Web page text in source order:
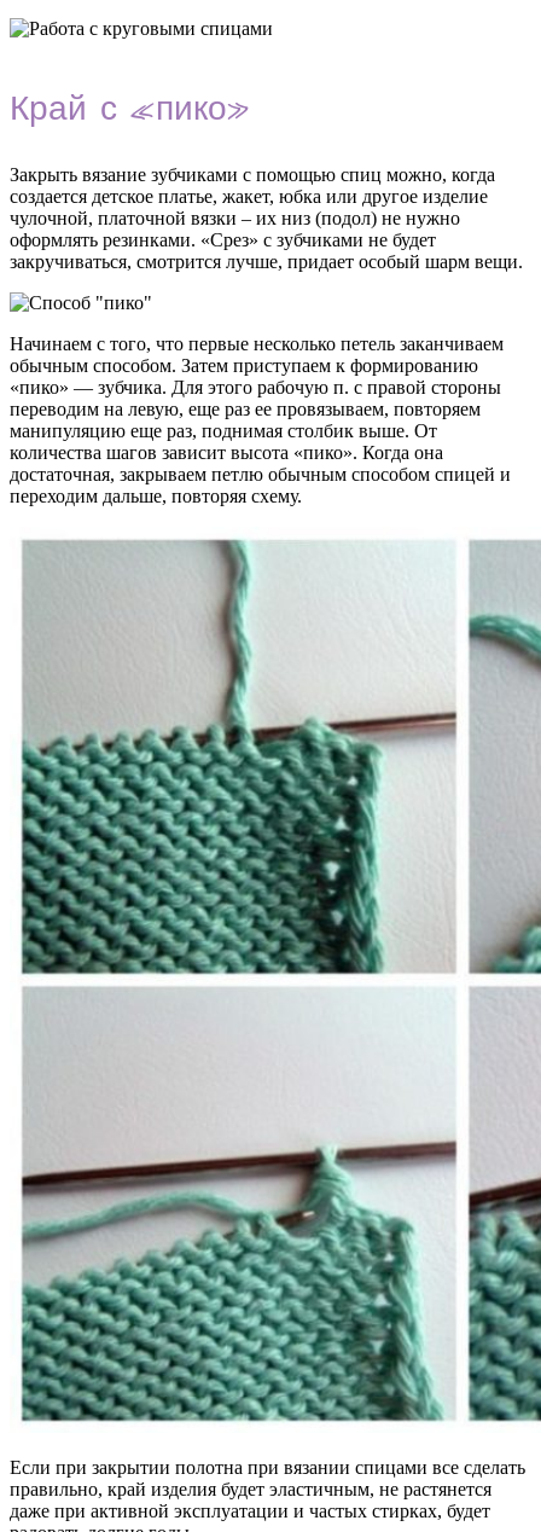
Край с «пико»
Закрыть вязание зубчиками с помощью спиц можно, когда
создается детское платье, жакет, юбка или другое изделие
чулочной, платочной вязки – их низ (подол) не нужно
оформлять резинками. «Срез» с зубчиками не будет
закручиваться, смотрится лучше, придает особый шарм вещи.
Начинаем с того, что первые несколько петель заканчиваем
обычным способом. Затем приступаем к формированию
«пико» — зубчика. Для этого рабочую п. с правой стороны
переводим на левую, еще раз ее провязываем, повторяем
манипуляцию еще раз, поднимая столбик выше. От
количества шагов зависит высота «пико». Когда она
достаточная, закрываем петлю обычным способом спицей и
переходим дальше, повторяя схему.
Если при закрытии полотна при вязании спицами все сделать
правильно, край изделия будет эластичным, не растянется
даже при активной эксплуатации и частых стирках, будет